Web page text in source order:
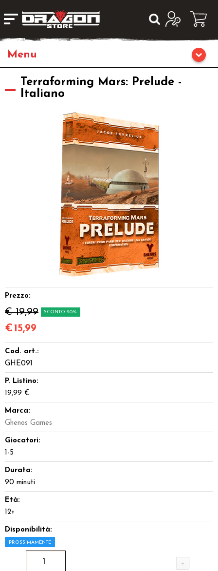
Home
Fumetti & Romanzi
Giochi di Carte Collezionabili
Giocattoli e Gadget
Terraforming Mars: Prelude -
Italiano
Prezzo:
€ 19,99 SCONTO 20%
€ 15,99
Cod. art.:
GHE091
P. Listino:
19,99 €
Marca:
Ghenos Games
Giocatori:
1-5
Durata:
90 minuti
Età:
12+
Disponibilità:
PROSSIMAMENTE